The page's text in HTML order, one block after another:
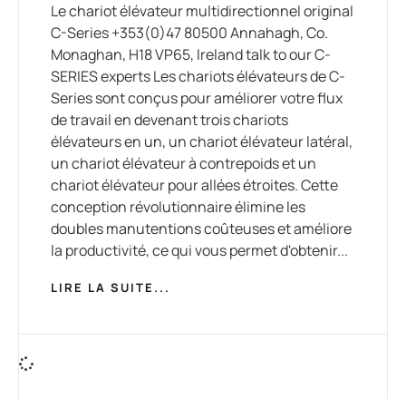
Le chariot élévateur multidirectionnel original
C-Series +353(0)47 80500 Annahagh, Co.
Monaghan, H18 VP65, Ireland talk to our C-
SERIES experts Les chariots élévateurs de C-
Series sont conçus pour améliorer votre flux
de travail en devenant trois chariots
élévateurs en un, un chariot élévateur latéral,
un chariot élévateur à contrepoids et un
chariot élévateur pour allées étroites. Cette
conception révolutionnaire élimine les
doubles manutentions coûteuses et améliore
la productivité, ce qui vous permet d'obtenir...
LIRE LA SUITE...